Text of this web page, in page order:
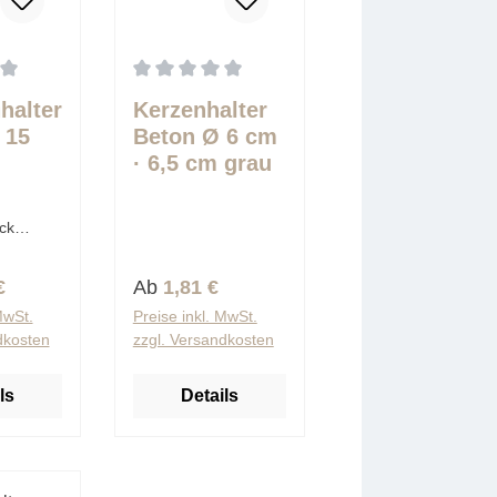
Kerzenhalter
Beton Ø 6 cm
· 6,5 cm grau
Regulärer Preis:
Ab 1,81 €
Preise inkl. MwSt.
zzgl. Versandkosten
Details